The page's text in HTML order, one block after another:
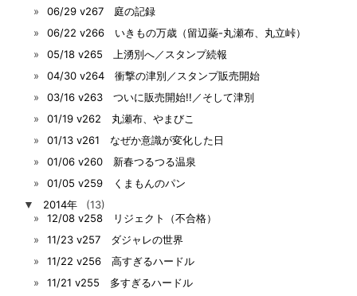
06/29 v267 庭の記録
06/22 v266 いきもの万歳（留辺蘂-丸瀬布、丸立峠）
05/18 v265 上湧別へ／スタンプ続報
04/30 v264 衝撃の津別／スタンプ販売開始
03/16 v263 ついに販売開始!!／そして津別
01/19 v262 丸瀬布、やまびこ
01/13 v261 なぜか意識が変化した日
01/06 v260 新春つるつる温泉
01/05 v259 くまもんのパン
▼
2014年
(13)
12/08 v258 リジェクト（不合格）
11/23 v257 ダジャレの世界
11/22 v256 高すぎるハードル
11/21 v255 多すぎるハードル